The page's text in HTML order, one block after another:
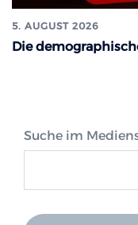
5. AUGUST 2026
Die
Suche im